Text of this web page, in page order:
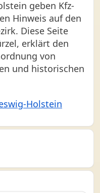
geben Kfz-
Hinweis auf den
Diese Seite
erklärt den
von
und historischen
Holstein